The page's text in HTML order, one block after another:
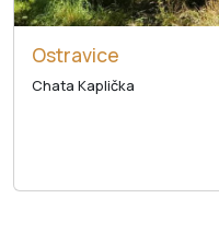
Ostravice
Chata Kaplička